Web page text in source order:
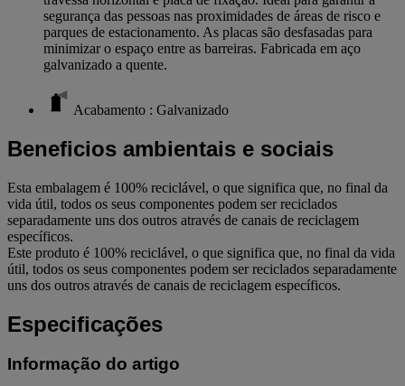
segurança das pessoas nas proximidades de áreas de risco e
parques de estacionamento. As placas são desfasadas para
minimizar o espaço entre as barreiras. Fabricada em aço
galvanizado a quente.
Acabamento : Galvanizado
Beneficios ambientais e sociais
Esta embalagem é 100% reciclável, o que significa que, no final da
vida útil, todos os seus componentes podem ser reciclados
separadamente uns dos outros através de canais de reciclagem
específicos.
Este produto é 100% reciclável, o que significa que, no final da vida
útil, todos os seus componentes podem ser reciclados separadamente
uns dos outros através de canais de reciclagem específicos.
Especificações
Informação do artigo